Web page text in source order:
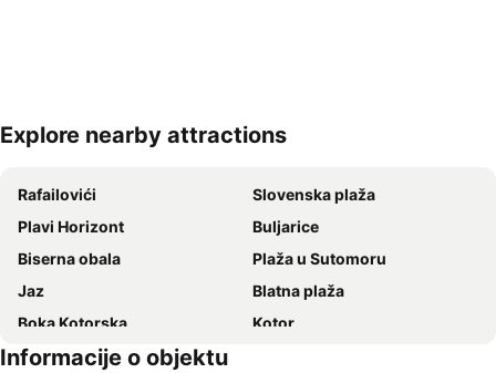
Explore nearby attractions
Rafailovići
Slovenska plaža
Plavi Horizont
Buljarice
Biserna obala
Plaža u Sutomoru
Jaz
Blatna plaža
Boka Kotorska
Kotor
Bečićka plaža
Informacije o objektu